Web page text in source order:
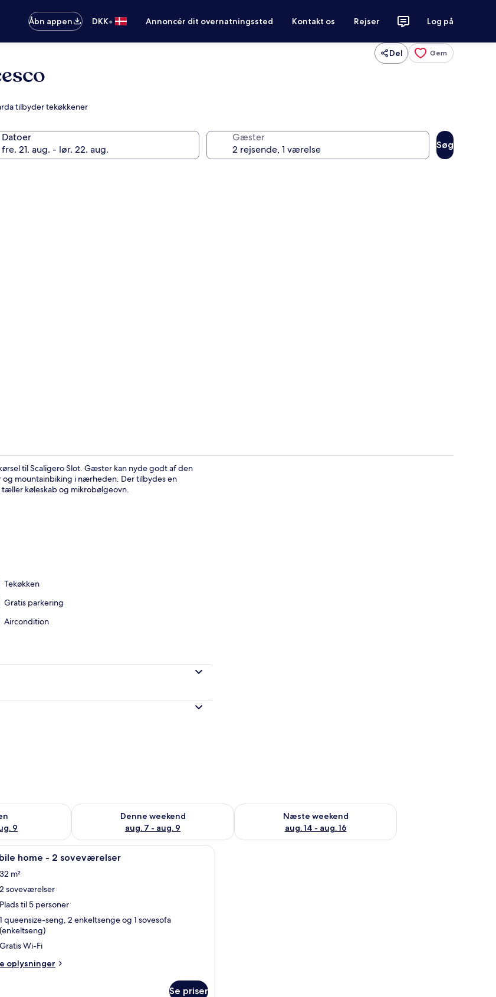
Åbn appen
DKK• Annoncér dit overnatningssted Kontakt os Rejser Log på
Del Gem
tilbyder tekøkkener
Datoer Gæster
Søg
til Scaligero Slot. Gæster kan nyde godt af den
mountainbiking i nærheden. Der tilbydes en
køleskab og mikrobølgeovn.
Tekøkken
Gratis parkering
Aircondition
9
i morgen aug. 8 - aug. 9
Denne weekend
aug. 7 - aug. 9
Tjek tilgængelighed for denne weekend aug. 7 - aug. 9
Næste weekend
aug. 14 - aug. 16
Tjek tilgængelighed for næste weekend aug. 14 - aug. 16
et kamera og en gul taske på sengen.Et soveværelse med en seng, et indbygget skab, en hylde med genstande og et badeværelse med vask og spejl.
home - 2 soveværelser
32 m²
2 soveværelser
Plads til 5 personer
1 queensize-seng, 2 enkeltsenge og 1 sovesofa
(enkeltseng)
Gratis Wi-Fi
oplysninger
Se priser